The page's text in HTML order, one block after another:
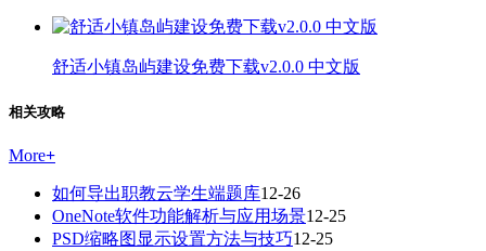
舒适小镇岛屿建设免费下载v2.0.0 中文版
相关攻略
More+
如何导出职教云学生端题库12-26
OneNote软件功能解析与应用场景12-25
PSD缩略图显示设置方法与技巧12-25